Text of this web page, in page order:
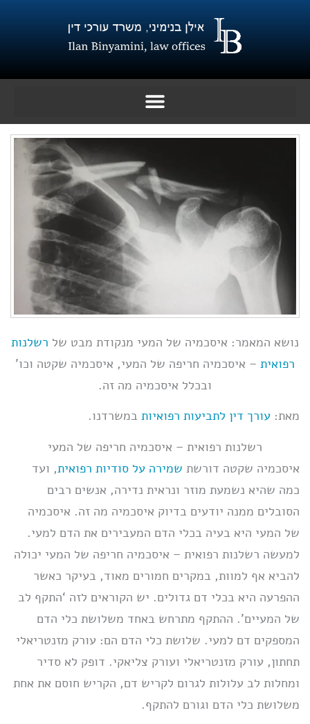
נושא המאמר: איסכמיה של המעי מנקודת מבט של רשלנות
רפואית – איסכמיה חריפה של המעי, איסכמיה שקטה וכו’
ובכלל איסכמיה מה זה.
מאת: עורך דין לתביעות רפואיות במשרדנו.
רשלנות רפואית – איסכמיה חריפה של המעי
איסכמיה שקטה דורשת שמירה על סודיות רפואית, ועד
כמה שהיא נשמעת מוזר ונראית נדירה, אנשים רבים
הסובלים ממנה יודעים בדיוק איסכמיה מה זה. איסכמיה
של המעי היא בעיה בכלי הדם המעבירים את הדם למעי.
למעשה רשלנות רפואית – איסכמיה חריפה של המעי יכולה
להביא אף למוות, במקרים חמורים מאוד, בעיקר כאשר
ההפרעה היא בכלי דם גדולים. יש הקוראים לזה ‘התקף לב
של המעיים’. ההתקף מתרחש באחד משלושת כלי הדם
המספקים דם למעי. שלושת כלי הדם הם: עורק מזנטריאלי
תחתון, עורק מזנטריאלי ועורק צליאקי. דופק לא סדיר
ומחלות לב עלולות לגרום לקריש דם, הקריש חוסם את אחת
משלושת כלי הדם וגורם להתקף.